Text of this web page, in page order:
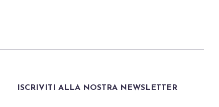
ISCRIVITI ALLA NOSTRA NEWSLETTER